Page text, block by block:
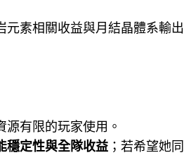
素相關收益與月結晶體系輸出
源有限的玩家使用。
穩定性與全隊收益 ；若希望她同